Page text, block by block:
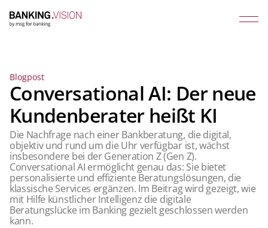
Blogpost
Conversational AI: Der neue
Kundenberater heißt KI
Die Nachfrage nach einer Bankberatung, die digital,
objektiv und rund um die Uhr verfügbar ist, wächst
insbesondere bei der Generation Z (Gen Z).
Conversational AI ermöglicht genau das: Sie bietet
personalisierte und effiziente Beratungslösungen, die
klassische Services ergänzen. Im Beitrag wird gezeigt, wie
mit Hilfe künstlicher Intelligenz die digitale
Beratungslücke im Banking gezielt geschlossen werden
kann.